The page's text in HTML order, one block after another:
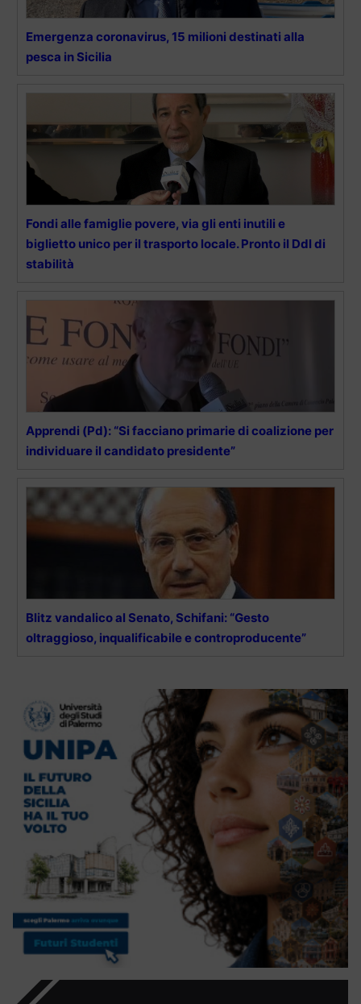
Emergenza coronavirus, 15 milioni destinati alla
pesca in Sicilia
Fondi alle famiglie povere, via gli enti inutili e
biglietto unico per il trasporto locale. Pronto il Ddl di
stabilità
Apprendi (Pd): “Si facciano primarie di coalizione per
individuare il candidato presidente”
Blitz vandalico al Senato, Schifani: “Gesto
oltraggioso, inqualificabile e controproducente”